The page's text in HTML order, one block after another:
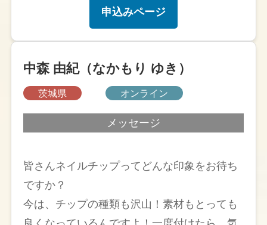
申込みページ
中森 由紀（なかもり ゆき）
茨城県 オンライン
メッセージ
皆さんネイルチップってどんな印象をお待ち
ですか？
今は、チップの種類も沢山！素材もとっても